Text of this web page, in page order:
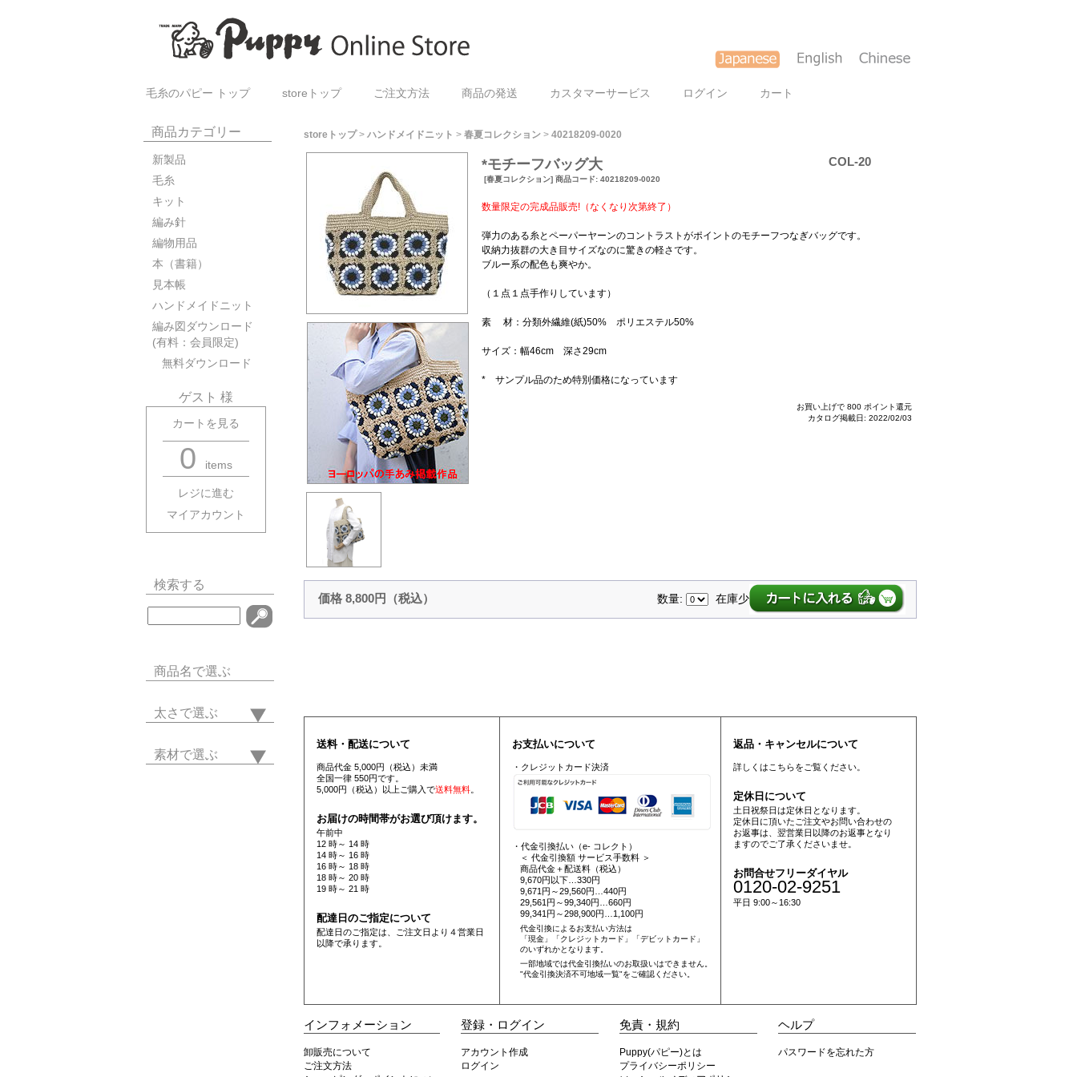
毛糸のパピー トップ storeトップ ご注文方法 商品の発送 カスタマーサービス ログイン カート
商品カテゴリー
新製品
毛糸
キット
編み針
編物用品
本（書籍）
見本帳
ハンドメイドニット
編み図ダウンロード
(有料：会員限定)
無料ダウンロード
ゲスト 様
カートを見る
0 items
レジに進む
マイアカウント
検索する
商品名で選ぶ
太さで選ぶ
素材で選ぶ
storeトップ> ハンドメイドニット > 春夏コレクション > 40218209-0020
*モチーフバッグ大
[春夏コレクション] 商品コード: 40218209-0020
COL-20
数量限定の完成品販売!（なくなり次第終了）
弾力のある糸とペーパーヤーンのコントラストがポイントのモチーフつなぎバッグです。
収納力抜群の大き目サイズなのに驚きの軽さです。
ブルー系の配色も爽やか。
（１点１点手作りしています）
素 材：分類外繊維(紙)50% ポリエステル50%
サイズ：幅46cm 深さ29cm
* サンプル品のため特別価格になっています
お買い上げで 800 ポイント還元
カタログ掲載日: 2022/02/03
価格 8,800円（税込） 数量: 在庫少
送料・配送について
商品代金 5,000円（税込）未満
全国一律 550円です。
5,000円（税込）以上ご購入で送料無料。
お届けの時間帯がお選び頂けます。
午前中
12 時～ 14 時
14 時～ 16 時
16 時～ 18 時
18 時～ 20 時
19 時～ 21 時
配達日のご指定について
配達日のご指定は、ご注文日より４営業日
以降で承ります。
お支払いについて
・クレジットカード決済
・代金引換払い（e- コレクト）
＜ 代金引換額 サービス手数料 ＞
商品代金＋配送料（税込）
9,670円以下…330円
9,671円～29,560円…440円
29,561円～99,340円…660円
99,341円～298,900円…1,100円
代金引換によるお支払い方法は
「現金」「クレジットカード」「デビットカード」
のいずれかとなります。
一部地域では代金引換払いのお取扱いはできません。
"代金引換決済不可地域一覧"をご確認ください。
返品・キャンセルについて
詳しくは こちらをご覧ください。
定休日について
土日祝祭日は定休日となります。
定休日に頂いたご注文やお問い合わせの
お返事は、翌営業日以降のお返事となり
ますのでご了承くださいませ。
お問合せフリーダイヤル
0120-02-9251
平日 9:00～16:30
インフォメーション
卸販売について
ご注文方法
登録・ログイン
アカウント作成
ログイン
免責・規約
Puppy(パピー)とは
プライバシーポリシー
ヘルプ
パスワードを忘れた方